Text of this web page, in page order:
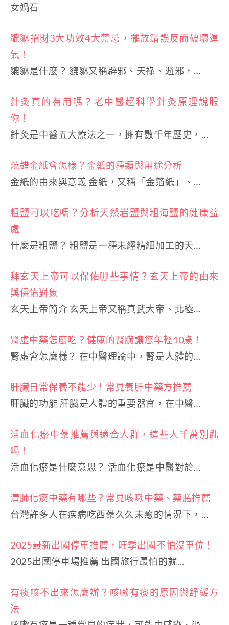
女媧石
貔貅招財3大功效4大禁忌，擺放錯誤反而破壞運
氣！
貔貅是什麼？ 貔貅又稱辟邪、天祿、避邪，…
針灸真的有用嗎？老中醫超科學針灸原理說服
你！
針灸是中醫五大療法之一，擁有數千年歷史，…
燒錯金紙會怎樣？金紙的種類與用途分析
金紙的由來與意義 金紙，又稱「金箔紙」、…
粗鹽可以吃嗎？分析天然岩鹽與粗海鹽的健康益
處
什麼是粗鹽？ 粗鹽是一種未經精細加工的天…
拜玄天上帝可以保佑哪些事情？玄天上帝的由來
與保佑對象
玄天上帝簡介 玄天上帝又稱真武大帝、北極…
腎虛中藥怎麼吃？健康的腎臟讓您年輕10歲！
腎虛會怎麼樣？ 在中醫理論中，腎是人體的…
肝臟日常保養不能少！常見養肝中藥方推薦
肝臟的功能 肝臟是人體的重要器官，在中醫…
活血化瘀中藥推薦與適合人群，這些人千萬別亂
喝！
活血化瘀是什麼意思？ 活血化瘀是中醫對於…
清肺化痰中藥有哪些？常見咳嗽中藥、藥膳推薦
台灣許多人在疾病吃西藥久久未癒的情況下，…
2025最新出國停車推薦，旺季出國不怕沒車位！
2025出國停車場推薦 出國旅行最怕的就…
有痰咳不出來怎麼辦？咳嗽有痰的原因與舒緩方
法